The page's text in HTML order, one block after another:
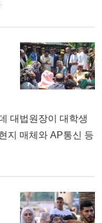
대법원장이 대학생
지 매체와 AP통신 등